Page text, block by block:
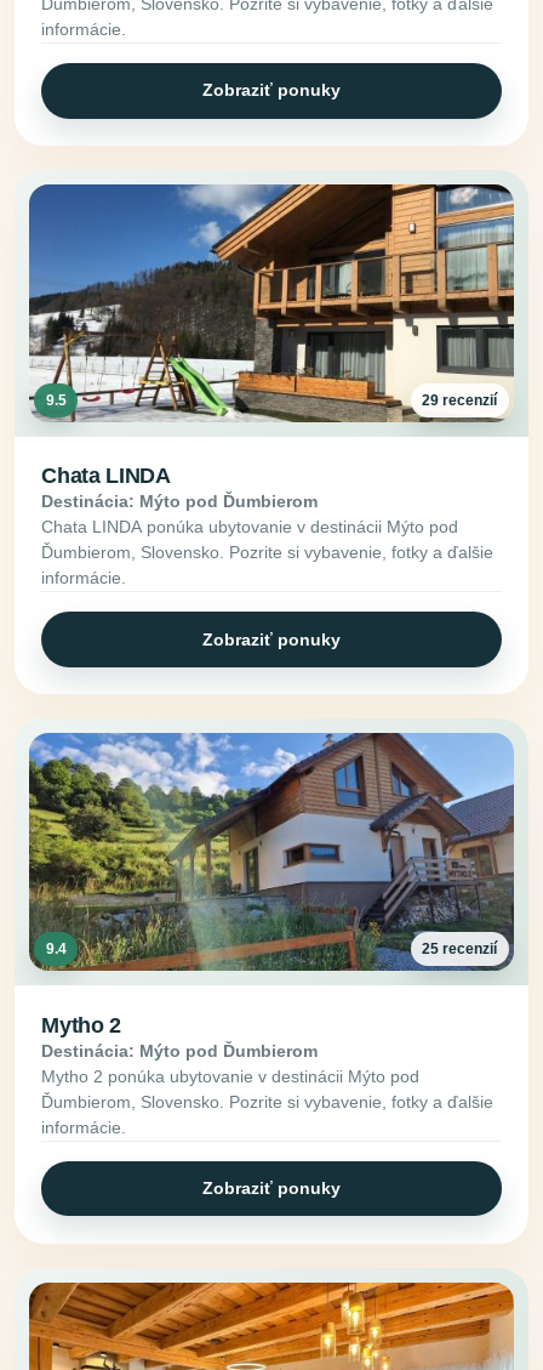
informácie.
Zobraziť ponuky
9.5 29 recenzií
Chata LINDA
Destinácia: Mýto pod Ďumbierom
Chata LINDA ponúka ubytovanie v destinácii Mýto pod
Ďumbierom, Slovensko. Pozrite si vybavenie, fotky a ďalšie
informácie.
Zobraziť ponuky
9.4 25 recenzií
Mytho 2
Destinácia: Mýto pod Ďumbierom
Mytho 2 ponúka ubytovanie v destinácii Mýto pod
Ďumbierom, Slovensko. Pozrite si vybavenie, fotky a ďalšie
informácie.
Zobraziť ponuky